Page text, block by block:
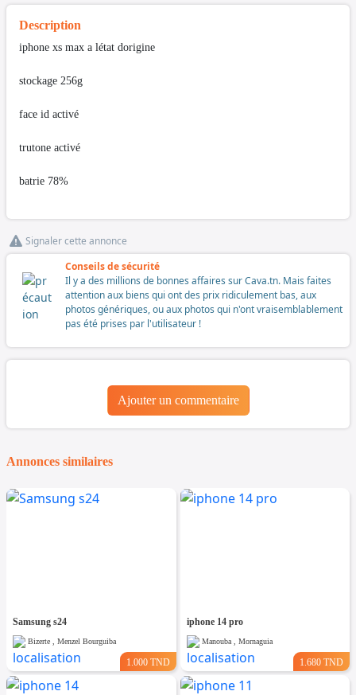
Description
iphone xs max a létat dorigine
stockage 256g
face id activé
trutone activé
batrie 78%
Signaler cette annonce
Conseils de sécurité
Il y a des millions de bonnes affaires sur Cava.tn. Mais faites
attention aux biens qui ont des prix ridiculement bas, aux
photos génériques, ou aux photos qui n'ont vraisemblablement
pas été prises par l'utilisateur !
Ajouter un commentaire
Annonces similaires
Samsung s24
Bizerte , Menzel Bourguiba
1.000 TND
iphone 14 pro
Manouba , Mornaguia
1.680 TND